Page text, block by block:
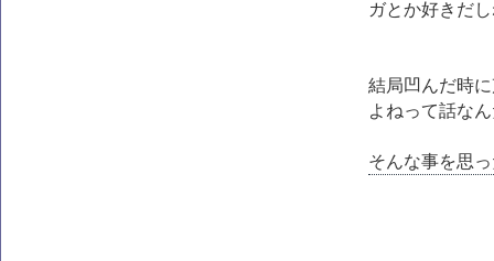
ガとか好きだ
結局凹んだ時
よねって話な
そんな事を思